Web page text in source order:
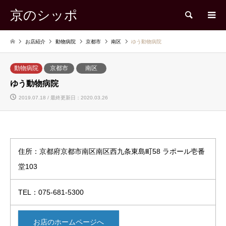
京のシッポ 検索
お店紹介 動物病院 京都市 南区 ゆう動物病院
動物病院 京都市 南区
ゆう動物病院
2019.07.18 / 最終更新日：2020.03.26
住所：京都府京都市南区南区西九条東島町58 ラポール壱番
堂103
TEL：075-681-5300
お店のホームページへ